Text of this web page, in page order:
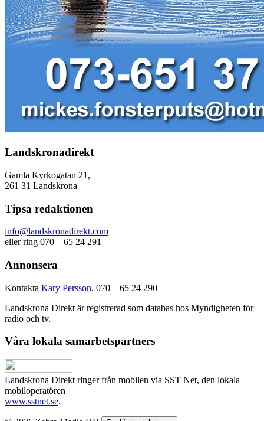
Landskronadirekt
Gamla Kyrkogatan 21,
261 31 Landskrona
Tipsa redaktionen
info@landskronadirekt.com
eller ring 070 – 65 24 291
Annonsera
Kontakta Kary Persson, 070 – 65 24 290
Landskrona Direkt är registrerad som databas hos Myndigheten för
radio och tv.
Våra lokala samarbetspartners
Landskrona Direkt ringer från mobilen via SST Net, den lokala
mobiloperatören
www.sstnet.se.